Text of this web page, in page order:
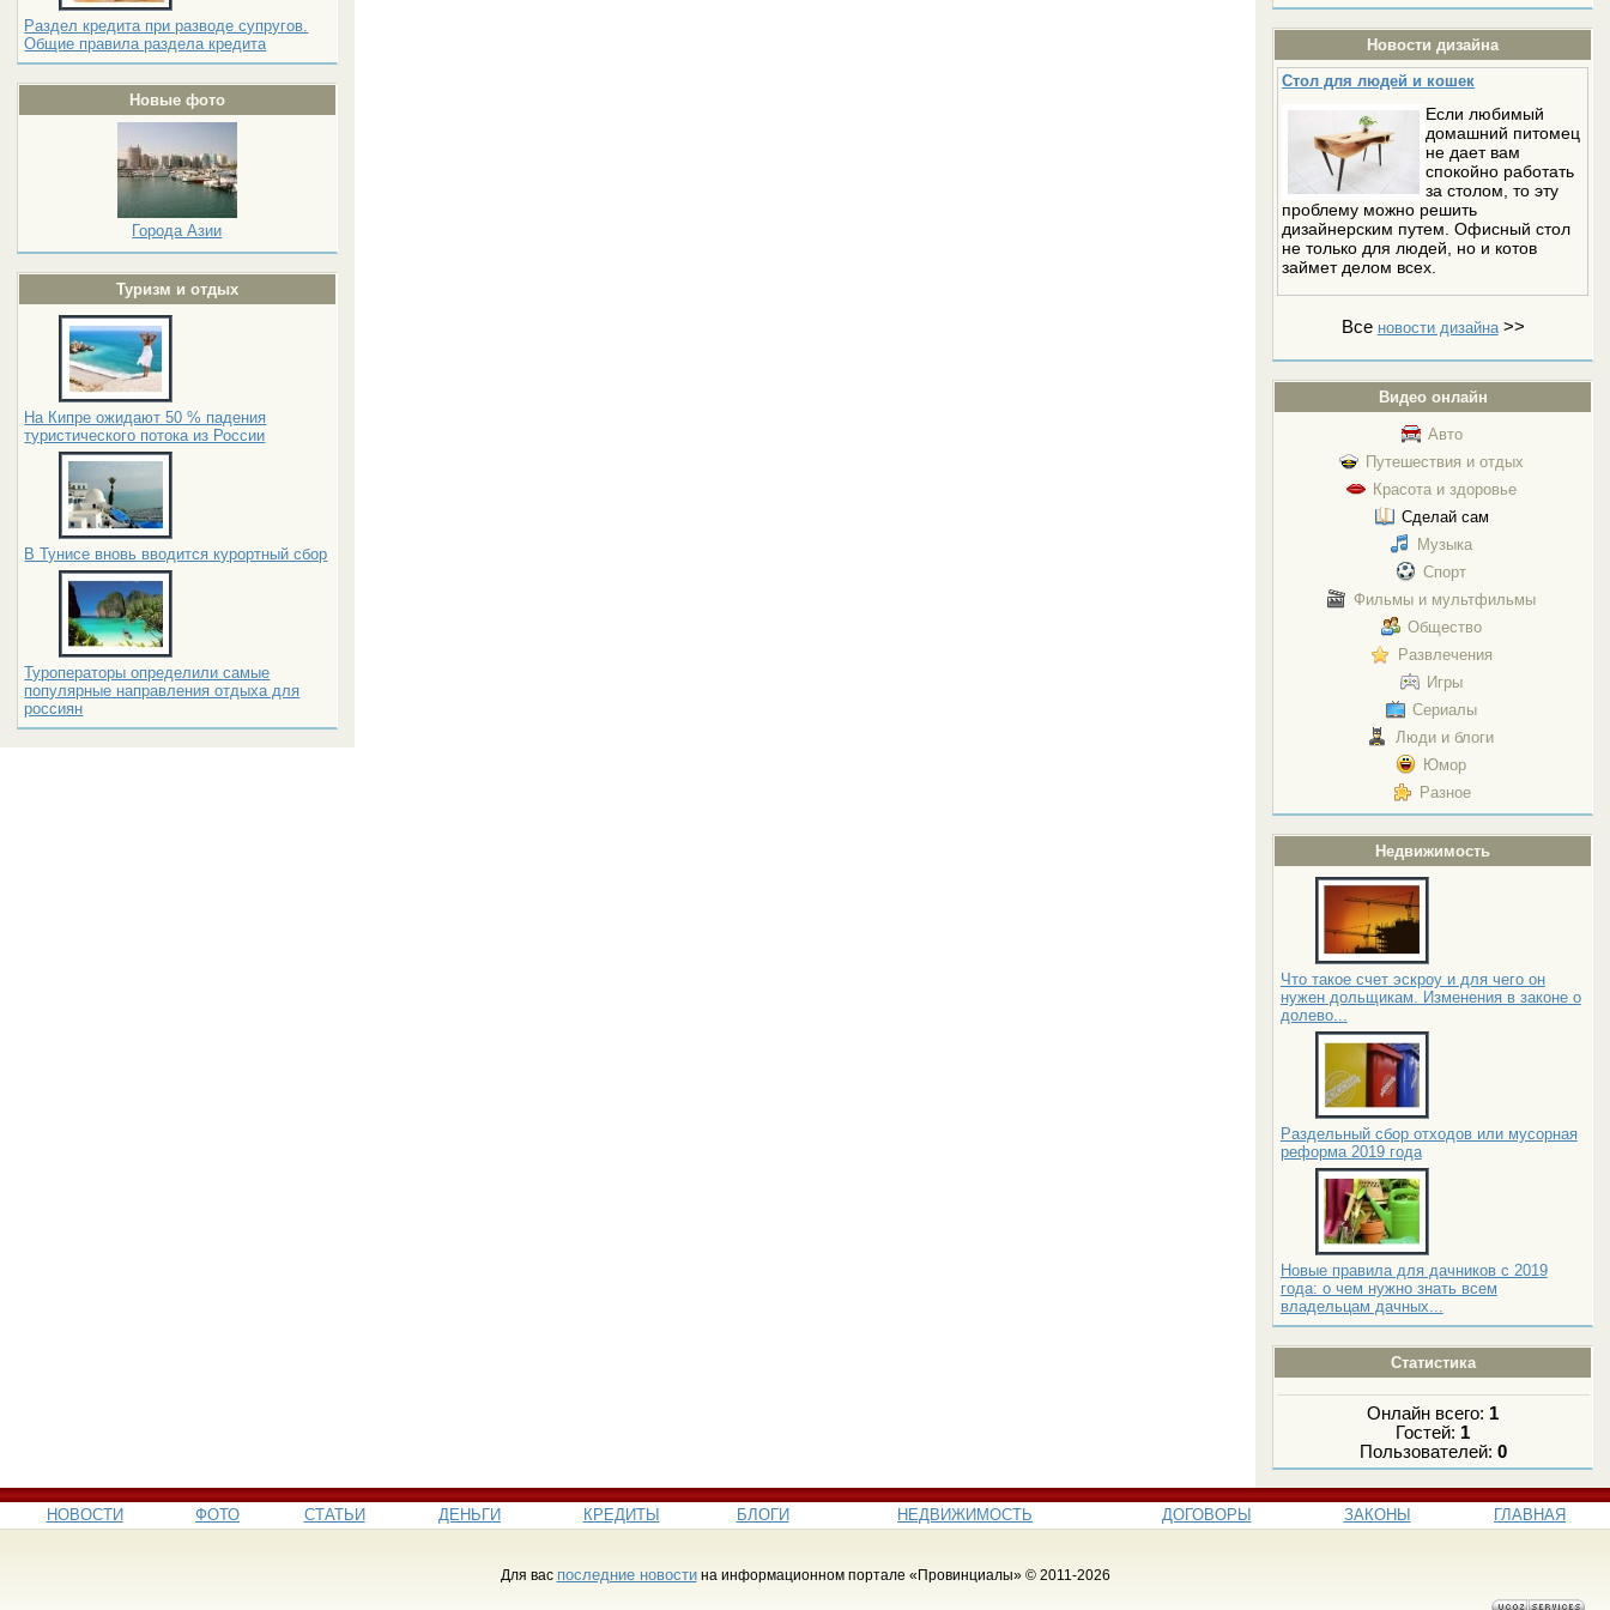
Раздел кредита при разводе супругов.
Общие правила раздела кредита
Новые фото
Города Азии
Туризм и отдых
На Кипре ожидают 50 % падения
туристического потока из России
В Тунисе вновь вводится курортный сбор
Туроператоры определили самые
популярные направления отдыха для
россиян
Новости дизайна
Стол для людей и кошек
Если любимый
домашний питомец
не дает вам
спокойно работать
за столом, то эту
проблему можно решить
дизайнерским путем. Офисный стол
не только для людей, но и котов
займет делом всех.
Все новости дизайна>>
Видео онлайн
Авто
Путешествия и отдых
Красота и здоровье
Сделай сам
Музыка
Спорт
Фильмы и мультфильмы
Общество
Развлечения
Игры
Сериалы
Люди и блоги
Юмор
Разное
Недвижимость
Что такое счет эскроу и для чего он
нужен дольщикам. Изменения в законе о
долево...
Раздельный сбор отходов или мусорная
реформа 2019 года
Новые правила для дачников с 2019
года: о чем нужно знать всем
владельцам дачных...
Статистика
Онлайн всего: 1
Гостей: 1
Пользователей: 0
НОВОСТИ ФОТО СТАТЬИ ДЕНЬГИ КРЕДИТЫ БЛОГИ НЕДВИЖИМОСТЬ ДОГОВОРЫ ЗАКОНЫ ГЛАВНАЯ
Для вас последние новостина информационном портале «Провинциалы» © 2011-2026